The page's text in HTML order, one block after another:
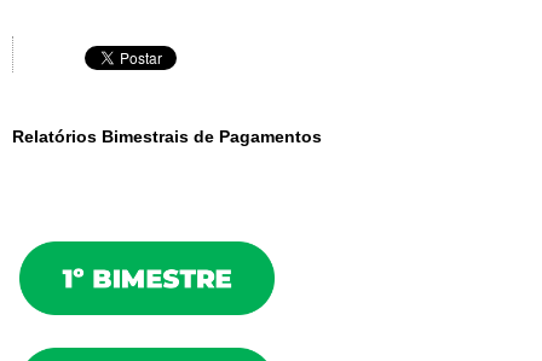
Relatórios Bimestrais de Pagamentos